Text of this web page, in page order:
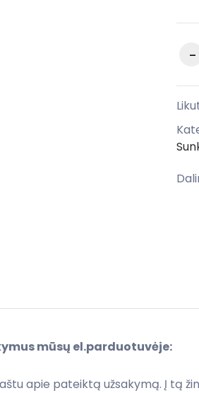
mūsų el.parduotuvėje:
apie pateiktą užsakymą. Į tą